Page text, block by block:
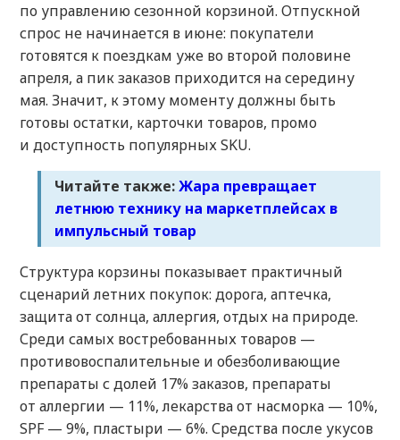
по управлению сезонной корзиной. Отпускной
спрос не начинается в июне: покупатели
готовятся к поездкам уже во второй половине
апреля, а пик заказов приходится на середину
мая. Значит, к этому моменту должны быть
готовы остатки, карточки товаров, промо
и доступность популярных SKU.
Читайте также:Жара превращает
летнюю технику на маркетплейсах в
импульсный товар
Структура корзины показывает практичный
сценарий летних покупок: дорога, аптечка,
защита от солнца, аллергия, отдых на природе.
Среди самых востребованных товаров —
противовоспалительные и обезболивающие
препараты с долей 17% заказов, препараты
от аллергии — 11%, лекарства от насморка — 10%,
SPF — 9%, пластыри — 6%. Средства после укусов